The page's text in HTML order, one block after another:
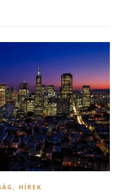
, HÍREK